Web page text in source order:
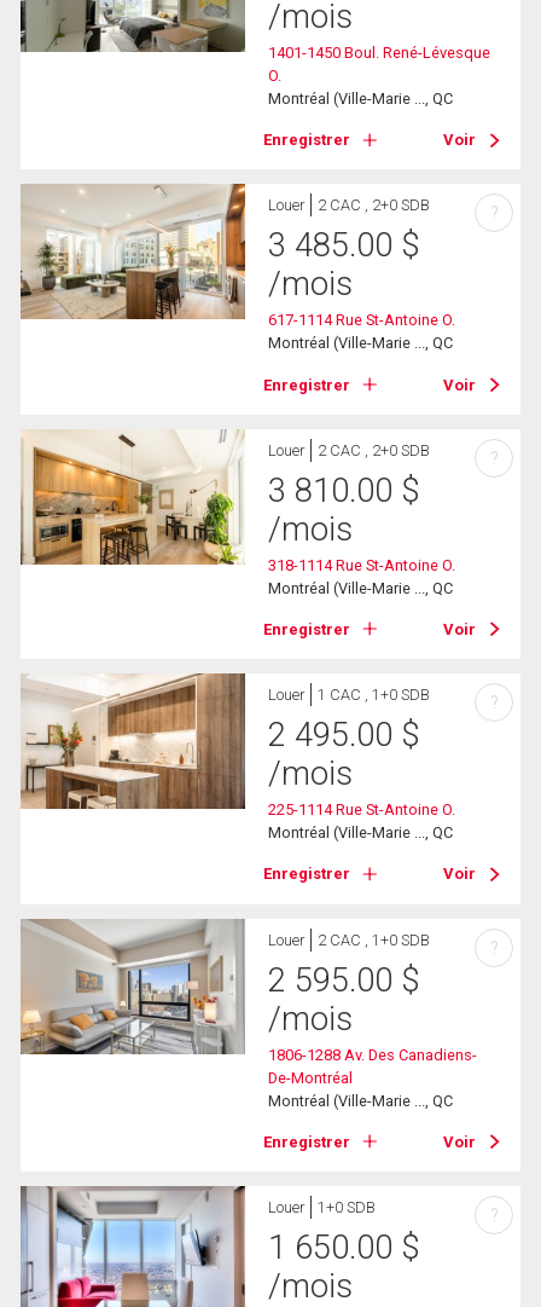
/mois
1401-1450 Boul. René-Lévesque
O.
Montréal (Ville-Marie ..., QC
Enregistrer Voir
Louer 2 CAC , 2+0 SDB
3 485.00 $
/mois
617-1114 Rue St-Antoine O.
Montréal (Ville-Marie ..., QC
Enregistrer Voir
?
Louer 2 CAC , 2+0 SDB
3 810.00 $
/mois
318-1114 Rue St-Antoine O.
Montréal (Ville-Marie ..., QC
Enregistrer Voir
?
Louer 1 CAC , 1+0 SDB
2 495.00 $
/mois
225-1114 Rue St-Antoine O.
Montréal (Ville-Marie ..., QC
Enregistrer Voir
?
Louer 2 CAC , 1+0 SDB
2 595.00 $
/mois
1806-1288 Av. Des Canadiens-
De-Montréal
Montréal (Ville-Marie ..., QC
Enregistrer Voir
?
Louer 1+0 SDB
1 650.00 $
/mois
?